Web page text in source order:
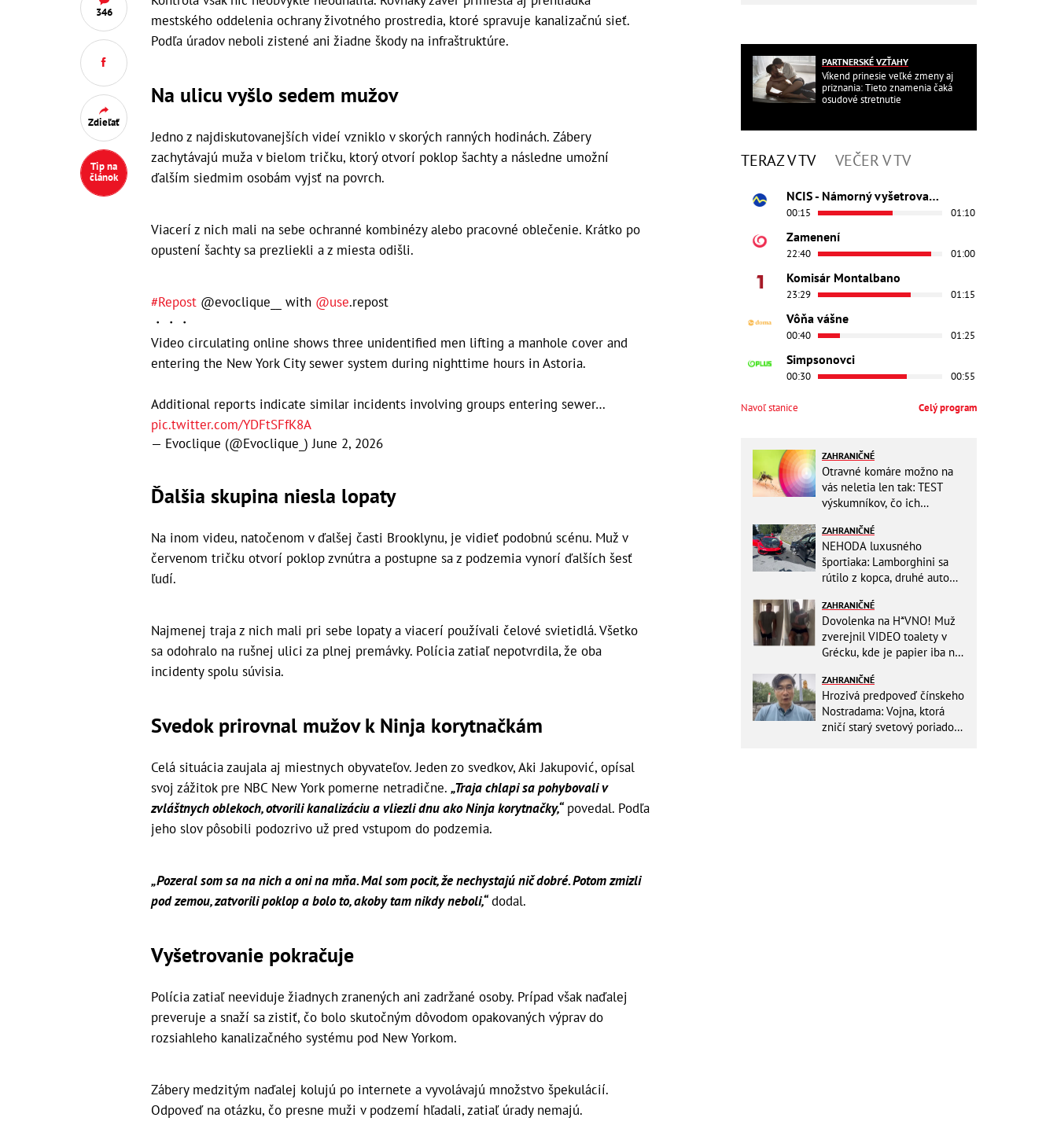
346
Zdieľať
Tip na
článok
mestského oddelenia ochrany životného prostredia, ktoré spravuje kanalizačnú sieť.
Podľa úradov neboli zistené ani žiadne škody na infraštruktúre.
Na ulicu vyšlo sedem mužov
Jedno z najdiskutovanejších videí vzniklo v skorých ranných hodinách. Zábery
zachytávajú muža v bielom tričku, ktorý otvorí poklop šachty a následne umožní
ďalším siedmim osobám vyjsť na povrch.
Viacerí z nich mali na sebe ochranné kombinézy alebo pracovné oblečenie. Krátko po
opustení šachty sa prezliekli a z miesta odišli.
#Repost @evoclique__ with @use.repost
・・・
Video circulating online shows three unidentified men lifting a manhole cover and
entering the New York City sewer system during nighttime hours in Astoria.
Additional reports indicate similar incidents involving groups entering sewer…
pic.twitter.com/YDFtSFfK8A
— Evoclique (@Evoclique_)June 2, 2026
Ďalšia skupina niesla lopaty
Na inom videu, natočenom v ďalšej časti Brooklynu, je vidieť podobnú scénu. Muž v
červenom tričku otvorí poklop zvnútra a postupne sa z podzemia vynorí ďalších šesť
ľudí.
Najmenej traja z nich mali pri sebe lopaty a viacerí používali čelové svietidlá. Všetko
sa odohralo na rušnej ulici za plnej premávky. Polícia zatiaľ nepotvrdila, že oba
incidenty spolu súvisia.
Svedok prirovnal mužov k Ninja korytnačkám
Celá situácia zaujala aj miestnych obyvateľov. Jeden zo svedkov, Aki Jakupović, opísal
svoj zážitok pre NBC New York pomerne netradične. „Traja chlapi sa pohybovali v
zvláštnych oblekoch, otvorili kanalizáciu a vliezli dnu ako Ninja korytnačky,“povedal. Podľa
jeho slov pôsobili podozrivo už pred vstupom do podzemia.
„Pozeral som sa na nich a oni na mňa. Mal som pocit, že nechystajú nič dobré. Potom zmizli
pod zemou, zatvorili poklop a bolo to, akoby tam nikdy neboli,“dodal.
Vyšetrovanie pokračuje
Polícia zatiaľ neeviduje žiadnych zranených ani zadržané osoby. Prípad však naďalej
preveruje a snaží sa zistiť, čo bolo skutočným dôvodom opakovaných výprav do
rozsiahleho kanalizačného systému pod New Yorkom.
Zábery medzitým naďalej kolujú po internete a vyvolávajú množstvo špekulácií.
Odpoveď na otázku, čo presne muži v podzemí hľadali, zatiaľ úrady nemajú.
PARTNERSKÉ VZŤAHY
Víkend prinesie veľké zmeny aj
priznania: Tieto znamenia čaká
osudové stretnutie
TERAZ V TV VEČER V TV
NCIS - Námorný vyšetrovací úrad
00:15 01:10
Zamenení
22:40 01:00
Komisár Montalbano
23:29 01:15
Vôňa vášne
00:40 01:25
Simpsonovci
00:30 00:55
Navoľ stanice Celý program
ZAHRANIČNÉ
Otravné komáre možno na
vás neletia len tak: TEST
výskumníkov, čo ich
ZAHRANIČNÉ
NEHODA luxusného
športiaka: Lamborghini sa
rútilo z kopca, druhé auto
horšie
ZAHRANIČNÉ
Dovolenka na H*VNO! Muž
zverejnil VIDEO toalety v
Grécku, kde je papier iba na
do kuchyne
ZAHRANIČNÉ
Hrozivá predpoveď čínskeho
Nostradama: Vojna, ktorá
zničí starý svetový poriadok!